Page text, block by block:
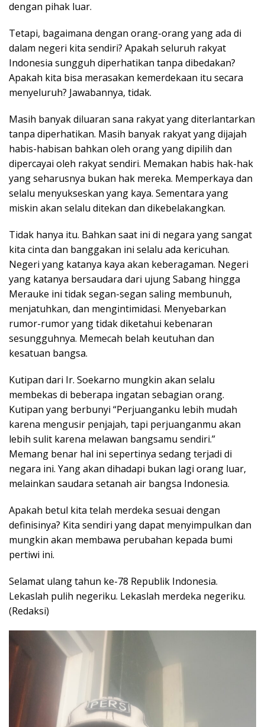
dengan pihak luar.
Tetapi, bagaimana dengan orang-orang yang ada di
dalam negeri kita sendiri? Apakah seluruh rakyat
Indonesia sungguh diperhatikan tanpa dibedakan?
Apakah kita bisa merasakan kemerdekaan itu secara
menyeluruh? Jawabannya, tidak.
Masih banyak diluaran sana rakyat yang diterlantarkan
tanpa diperhatikan. Masih banyak rakyat yang dijajah
habis-habisan bahkan oleh orang yang dipilih dan
dipercayai oleh rakyat sendiri. Memakan habis hak-hak
yang seharusnya bukan hak mereka. Memperkaya dan
selalu menyukseskan yang kaya. Sementara yang
miskin akan selalu ditekan dan dikebelakangkan.
Tidak hanya itu. Bahkan saat ini di negara yang sangat
kita cinta dan banggakan ini selalu ada kericuhan.
Negeri yang katanya kaya akan keberagaman. Negeri
yang katanya bersaudara dari ujung Sabang hingga
Merauke ini tidak segan-segan saling membunuh,
menjatuhkan, dan mengintimidasi. Menyebarkan
rumor-rumor yang tidak diketahui kebenaran
sesungguhnya. Memecah belah keutuhan dan
kesatuan bangsa.
Kutipan dari Ir. Soekarno mungkin akan selalu
membekas di beberapa ingatan sebagian orang.
Kutipan yang berbunyi “Perjuanganku lebih mudah
karena mengusir penjajah, tapi perjuanganmu akan
lebih sulit karena melawan bangsamu sendiri.”
Memang benar hal ini sepertinya sedang terjadi di
negara ini. Yang akan dihadapi bukan lagi orang luar,
melainkan saudara setanah air bangsa Indonesia.
Apakah betul kita telah merdeka sesuai dengan
definisinya? Kita sendiri yang dapat menyimpulkan dan
mungkin akan membawa perubahan kepada bumi
pertiwi ini.
Selamat ulang tahun ke-78 Republik Indonesia.
Lekaslah pulih negeriku. Lekaslah merdeka negeriku.
(Redaksi)